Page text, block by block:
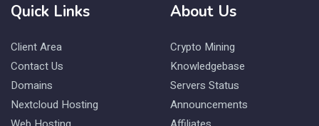
Quick Links
Client Area
Contact Us
Domains
Nextcloud Hosting
About Us
Crypto Mining
Knowledgebase
Servers Status
Announcements